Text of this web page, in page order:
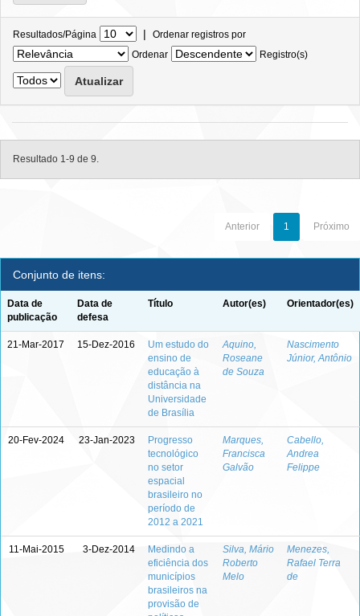
Resultados/Página | Ordenar registros por
Ordenar
Registro(s)
Resultado 1-9 de 9.
Anterior 1 Próximo
Conjunto de itens:
Data de
publicação
Data de
defesa
Título Autor(es) Orientador(es)
21-Mar-2017 15-Dez-2016
Um estudo do
ensino de
educação à
distância na
Universidade
de Brasília
Aquino,
Roseane
de Souza
Nascimento
Júnior, Antônio
20-Fev-2024 23-Jan-2023
Progresso
tecnológico
no setor
espacial
brasileiro no
período de
2012 a 2021
Marques,
Francisca
Galvão
Cabello,
Andrea
Felippe
11-Mai-2015 3-Dez-2014
Medindo a
eficiência dos
municípios
brasileiros na
provisão de
Silva, Mário
Roberto
Melo
Menezes,
Rafael Terra
de